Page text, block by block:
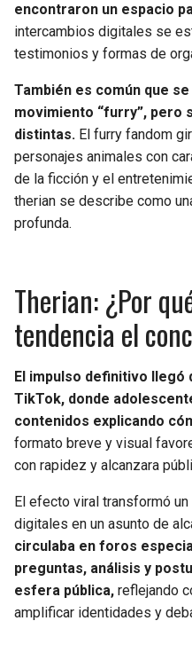
encontraron un espacio
intercambios digitales se
testimonios y formas de
También es común que
movimiento “furry”, pero
distintas. El furry fandom
personajes animales con
de la ficción y el
therian se describe como
profunda.
Therian: ¿Por
tendencia el
El impulso definitivo
TikTok, donde
contenidos explicando
formato breve y visual
con rapidez y alcanzara
El efecto viral transformó
digitales en un asunto de
circulaba en foros
preguntas, análisis y
esfera pública, reflejando
amplificar identidades y